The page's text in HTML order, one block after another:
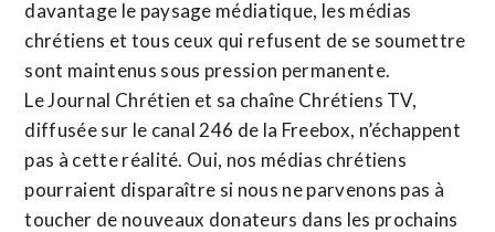
davantage le paysage médiatique, les médias
chrétiens et tous ceux qui refusent de se soumettre
sont maintenus sous pression permanente.
Le Journal Chrétien et sa chaîne Chrétiens TV,
diffusée sur le canal 246 de la Freebox, n’échappent
pas à cette réalité. Oui, nos médias chrétiens
pourraient disparaître si nous ne parvenons pas à
toucher de nouveaux donateurs dans les prochains